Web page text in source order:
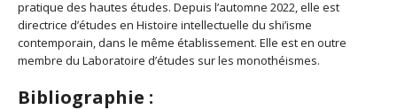
pratique des hautes études. Depuis l’automne 2022, elle est
directrice d’études en Histoire intellectuelle du shi’isme
contemporain, dans le même établissement. Elle est en outre
membre du Laboratoire d’études sur les monothéismes.
Bibliographie :